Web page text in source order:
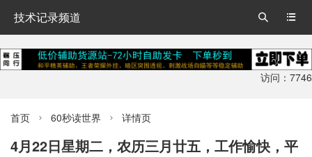
技术记录频道 

访问：7746
首页  60秒读世界  详情页
4月22日星期二，农历三月廿五，工作愉快，平